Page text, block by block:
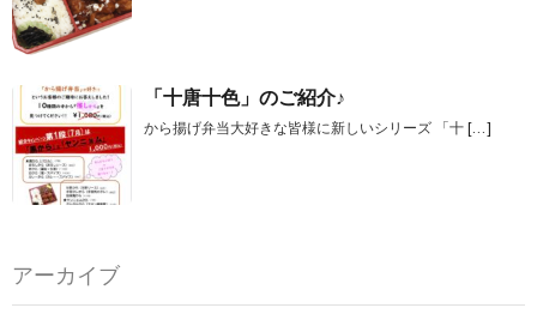
「十唐十色」のご紹介♪
から揚げ弁当大好きな皆様に新しいシリーズ 「十 […]
アーカイブ